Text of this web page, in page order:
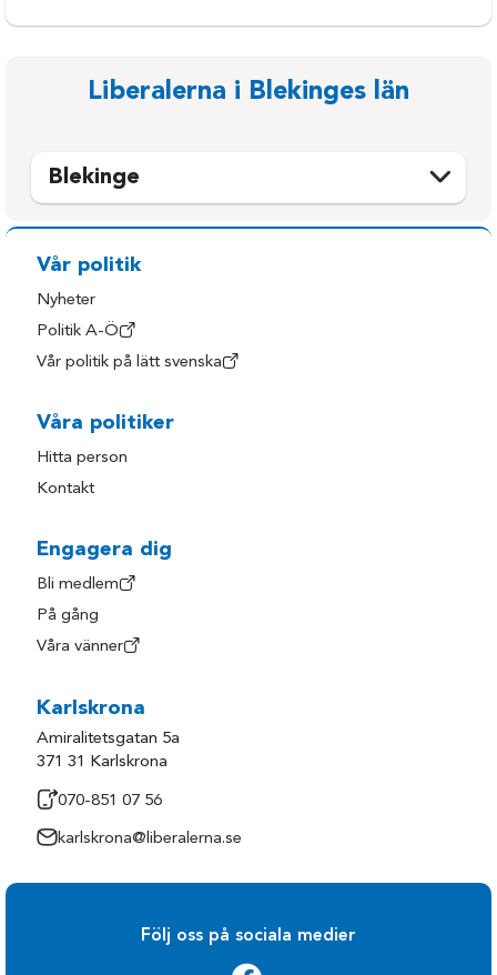
Liberalerna i Blekinges län
Blekinge
Karlskrona
Olofström
Vår politik
Nyheter
Politik A-Ö
Vår politik på lätt svenska
Våra politiker
Hitta person
Kontakt
Engagera dig
Bli medlem
På gång
Våra vänner
Karlskrona
Amiralitetsgatan 5a
371 31 Karlskrona
070-851 07 56
karlskrona@liberalerna.se
Följ oss på sociala medier